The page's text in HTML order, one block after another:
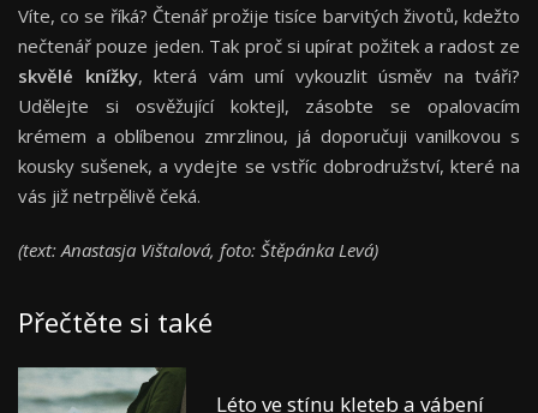
Víte, co se říká? Čtenář prožije tisíce barvitých životů, kdežto
nečtenář pouze jeden. Tak proč si upírat požitek a radost ze
skvělé knížky, která vám umí vykouzlit úsměv na tváři?
Udělejte si osvěžující koktejl, zásobte se opalovacím
krémem a oblíbenou zmrzlinou, já doporučuji vanilkovou s
kousky sušenek, a vydejte se vstříc dobrodružství, které na
vás již netrpělivě čeká.
(text: Anastasja Vištalová, foto: Štěpánka Levá)
Přečtěte si také
Léto ve stínu kleteb a vábení